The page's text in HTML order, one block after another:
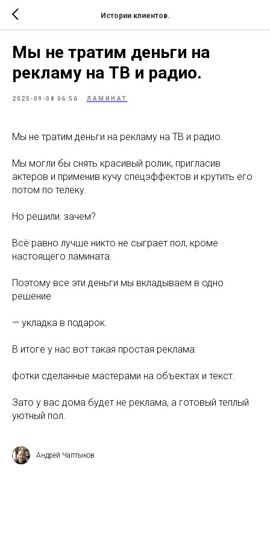
Истории клиентов.
Мы не тратим деньги на
рекламу на ТВ и радио.
2025-09-08 06:56 ЛАМИНАТ
Мы не тратим деньги на рекламу на ТВ и радио.
Мы могли бы снять красивый ролик, пригласив
актеров и применив кучу спецэффектов и крутить его
потом по телеку.
Но решили: зачем?
Всё равно лучше никто не сыграет пол, кроме
настоящего ламината.
Поэтому все эти деньги мы вкладываем в одно
решение
— укладка в подарок.
В итоге у нас вот такая простая реклама:
фотки сделанные мастерами на объектах и текст.
Зато у вас дома будет не реклама, а готовый теплый
уютный пол.
Андрей Чаптыков